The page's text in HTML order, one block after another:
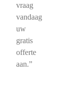
vraag
vandaag
uw
gratis
offerte
aan.”